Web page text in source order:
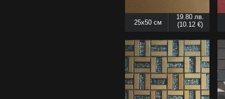
25x50 см
19.80 лв.
(10.12 €)